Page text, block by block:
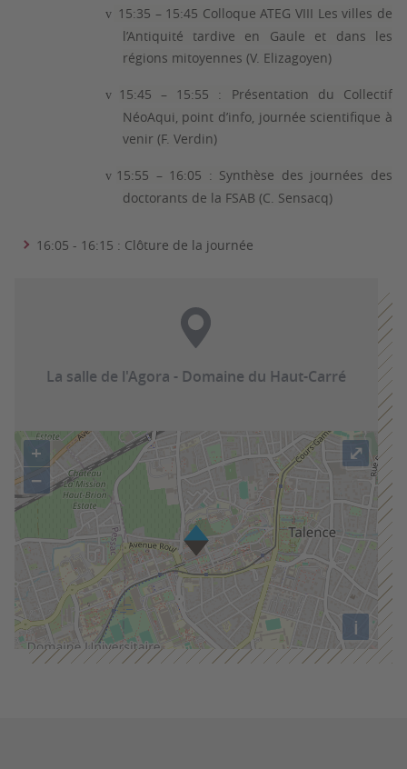
v 15:35 – 15:45 Colloque ATEG VIII Les villes de
l’Antiquité tardive en Gaule et dans les
régions mitoyennes (V. Elizagoyen)
v 15:45 – 15:55 : Présentation du Collectif
NéoAqui, point d’info, journée scientifique à
venir (F. Verdin)
v 15:55 – 16:05 : Synthèse des journées des
doctorants de la FSAB (C. Sensacq)
16:05 - 16:15 : Clôture de la journée
La salle de l'Agora - Domaine du Haut-Carré
+
−
i
⤢